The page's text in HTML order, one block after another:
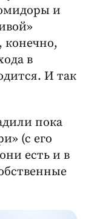
и
конечно,
в
И так
пока
(с его
есть и в